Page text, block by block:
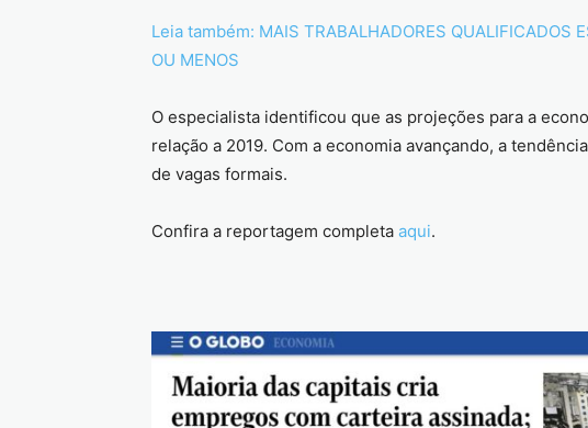
Leia também: MAIS TRABALHADORES QUALIFICADOS
OU MENOS
O especialista identificou que as projeções para a
relação a 2019. Com a economia avançando, a
de vagas formais.
Confira a reportagem completa aqui.